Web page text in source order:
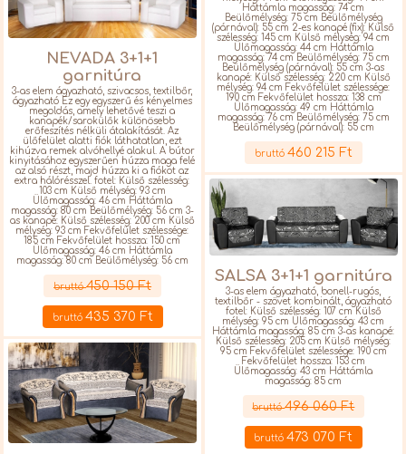
Háttámla magasság: 74 cm
Beülőmélység: 75 cm Beülőmélység
(párnával): 55 cm 2-es kanapé (fix): Külső
szélesség: 145 cm Külső mélység: 94 cm
Ülőmagasság: 44 cm Háttámla
magasság: 74 cm Beülőmélység: 75 cm
Beülőmélység (párnával): 55 cm 3-as
kanapé: Külső szélesség: 220 cm Külső
mélység: 94 cm Fekvőfelület szélessége:
190 cm Fekvőfelület hossza: 138 cm
Ülőmagasság: 49 cm Háttámla
magasság: 76 cm Beülőmélység: 75 cm
Beülőmélység (párnával): 55 cm
Részletek
bruttó 460 215 Ft
NEVADA 3+1+1
garnitúra
3-as elem ágyazható, szivacsos, textilbőr,
ágyazható Ez egy egyszerű és kényelmes
megoldás, amely lehetővé teszi a
kanapék/sarokülők különösebb
erőfeszítés nélküli átalakítását. Az
ülőfelület alatti fiók láthatatlan, ezt
kihúzva remek alvóhellyé alakul. A bútor
kinyitásához egyszerűen húzza maga felé
az alsó részt, majd húzza ki a fiókot az
extra hálórésszel. fotel: Külső szélesség:
103 cm Külső mélység: 93 cm
Ülőmagasság: 46 cm Háttámla
magasság: 80 cm Beülőmélység: 56 cm 3-
as kanapé: Külső szélesség: 200 cm Külső
mélység: 93 cm Fekvőfelület szélessége:
185 cm Fekvőfelület hossza: 150 cm
Ülőmagasság: 46 cm Háttámla
magasság: 80 cm Beülőmélység: 56 cm
Részletek
bruttó450 150 Ft
bruttó 435 370 Ft
SALSA 3+1+1 garnitúra
3-as elem ágyazható, bonell-rugós,
textilbőr - szövet kombinált, ágyazható
fotel: Külső szélesség: 107 cm Külső
mélység: 95 cm Ülőmagasság: 43 cm
Háttámla magasság: 85 cm 3-as kanapé:
Külső szélesség: 205 cm Külső mélység:
95 cm Fekvőfelület szélessége: 190 cm
Fekvőfelület hossza: 153 cm
Ülőmagasság: 43 cm Háttámla
magasság: 85 cm
Részletek
bruttó496 060 Ft
bruttó473 070 Ft